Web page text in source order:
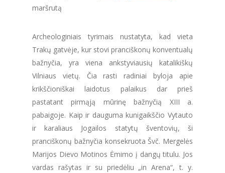
maršrutą
Archeologiniais tyrimais nustatyta, kad vieta
Trakų gatvėje, kur stovi pranciškonų konventualų
bažnyčia, yra viena ankstyviausių katalikiškų
Vilniaus vietų. Čia rasti radiniai byloja apie
krikščioniškai laidotus palaikus dar prieš
pastatant pirmąją mūrinę bažnyčią XIII a.
pabaigoje. Kaip ir dauguma kunigaikščio Vytauto
ir karaliaus Jogailos statytų šventovių, ši
pranciškonų bažnyčia konsekruota Švč. Mergelės
Marijos Dievo Motinos Ėmimo į dangų titulu. Jos
vardas rašytas ir su priedėliu „in Arena“, t. y.